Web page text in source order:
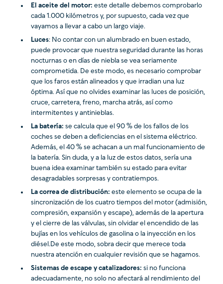
El aceite del motor: este detalle debemos comprobarlo
cada 1.000 kilómetros y, por supuesto, cada vez que
vayamos a llevar a cabo un largo viaje.
Luces: No contar con un alumbrado en buen estado,
puede provocar que nuestra seguridad durante las horas
nocturnas o en días de niebla se vea seriamente
comprometida. De este modo, es necesario comprobar
que los faros están alineados y que irradian una luz
óptima. Así que no olvides examinar las luces de posición,
cruce, carretera, freno, marcha atrás, así como
intermitentes y antinieblas.
La batería: se calcula que el 90 % de los fallos de los
coches se deben a deficiencias en el sistema eléctrico.
Además, el 40 % se achacan a un mal funcionamiento de
la batería. Sin duda, y a la luz de estos datos, sería una
buena idea examinar también su estado para evitar
desagradables sorpresas y contratiempos.
La correa de distribución: este elemento se ocupa de la
sincronización de los cuatro tiempos del motor (admisión,
compresión, expansión y escape), además de la apertura
y el cierre de las válvulas, sin olvidar el encendido de las
bujías en los vehículos de gasolina o la inyección en los
diésel.De este modo, sobra decir que merece toda
nuestra atención en cualquier revisión que se hagamos.
Sistemas de escape y catalizadores: si no funciona
adecuadamente, no solo no afectará al rendimiento del